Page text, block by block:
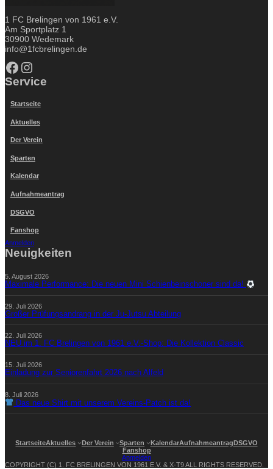
1 FC Brelingen von 1961 e.V.
Am Sportplatz 1
30900 Wedemark
info@1fcbrelingen.de
Facebook Instagram
Service
Startseite
Aktuelles
Der Verein
Sparten
Kalendar
Aufnahmeantrag
DSGVO
Fanshop
Anmelden
Neuigkeiten
5. August 2026
Maximale Performance: Die neuen Mini Schienbeinschoner sind da!
29. Juli 2026
Großer Prüfungsandrang in der Ju-Jutsu Abteilung
22. Juli 2026
NEU im 1. FC Brelingen von 1961 e.V.-Shop: Die Kollektion Classic
15. Juli 2026
Einladung zur Seniorenfahrt 2026 nach Alfeld
8. Juli 2026
Das neue Shirt mit unserem Vereins-Patch ist da!
StartseiteAktuelles Der Verein Sparten KalendarAufnahmeantragDSGVO
Fanshop
Anmelden
COPYRIGHT (C) 1. FC BRELINGEN VON 1961 E.V. & X-T9 ALL RIGHTS RESERVED.